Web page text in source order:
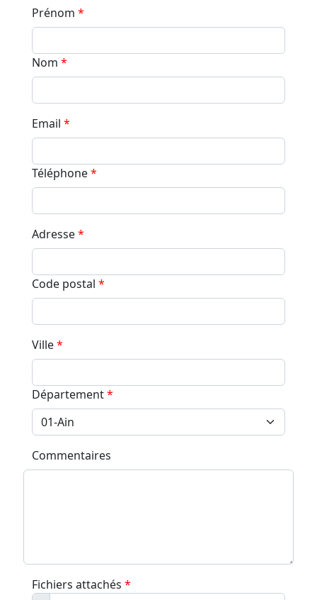
Prénom *
Nom *
Email *
Téléphone*
Adresse*
Code postal *
Ville*
Département*
Commentaires
Fichiers attachés *